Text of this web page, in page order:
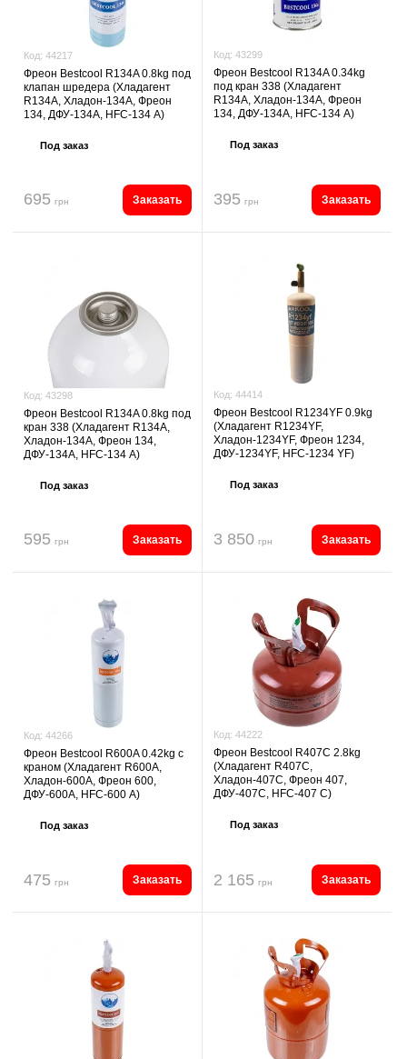
Код: 44217
Фреон Bestcool R134A 0.8kg под
клапан шредера (Хладагент
R134A, Хладон-134A, Фреон
134, ДФУ-134A, HFC-134 А)
Под заказ
695 грн Заказать
Код: 43299
Фреон Bestcool R134A 0.34kg
под кран 338 (Хладагент
R134A, Хладон-134A, Фреон
134, ДФУ-134A, HFC-134 А)
Под заказ
395 грн Заказать
Код: 43298
Фреон Bestcool R134A 0.8kg под
кран 338 (Хладагент R134A,
Хладон-134A, Фреон 134,
ДФУ-134A, HFC-134 А)
Под заказ
595 грн Заказать
Код: 44414
Фреон Bestcool R1234YF 0.9kg
(Хладагент R1234YF,
Хладон-1234YF, Фреон 1234,
ДФУ-1234YF, HFC-1234 YF)
Под заказ
3 850 грн Заказать
Код: 44266
Фреон Bestcool R600A 0.42kg с
краном (Хладагент R600A,
Хладон-600A, Фреон 600,
ДФУ-600A, HFC-600 А)
Под заказ
475 грн Заказать
Код: 44222
Фреон Bestcool R407C 2.8kg
(Хладагент R407C,
Хладон-407C, Фреон 407,
ДФУ-407C, HFC-407 C)
Под заказ
2 165 грн Заказать